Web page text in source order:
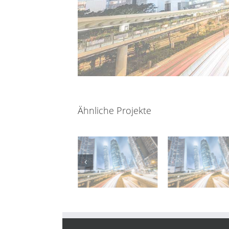
Ähnliche Projekte
The Marks Tower
1
Wien